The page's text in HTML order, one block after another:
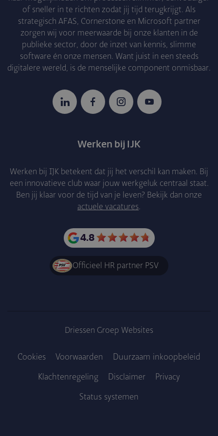
of sneller in te richten zodat jij tijd terugkrijgt. Als
strategisch AFAS, Cornerstone en Microsoft partner
zorgen wij voor meerwaarde bij onze klanten in de
publieke sector, door de inzet van kennis, slimme
software én onze mensen. Want juist in een steeds
digitalere wereld, is de menselijke component onmisbaar.
Werken bij IJK
Werken bij IJK betekent dat jij het verschil kan maken. Bij
een innovatieve club waar jouw werkgeluk centraal staat.
Ben jij klaar voor de tijd van je leven? Bekijk dan onze
actuele vacatures.
4.8
Officieel HR partner PSV
Driessen Groep Websites
Cookies Voorwaarden
Duurzaam inkoopbe­leid
Klachtenregeling
Disclaimer
Privacy
Status systemen